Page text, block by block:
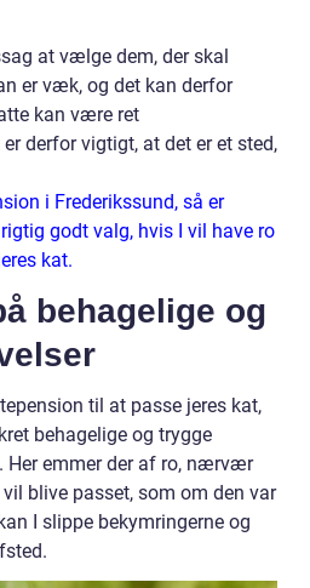
at vælge dem, der skal
er væk, og det kan derfor
kan være ret
derfor vigtigt, at det er et sted,
i Frederikssund, så er
godt valg, hvis I vil have ro
kat.
behagelige og
til at passe jeres kat,
behagelige og trygge
Her emmer der af ro, nærvær
blive passet, som om den var
I slippe bekymringerne og